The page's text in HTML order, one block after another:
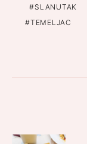
SLANUTAK
TEMELJAC